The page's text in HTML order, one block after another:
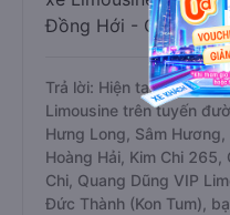
Đồng Hới - Quảng
Trả lời: Hiện tại có 12
Limousine trên tuyến
Hưng Long, Sâm
Hoàng Hải, Kim Chi 265,
Chi, Quang Dũng VIP
Đức Thành (Kon Tum),